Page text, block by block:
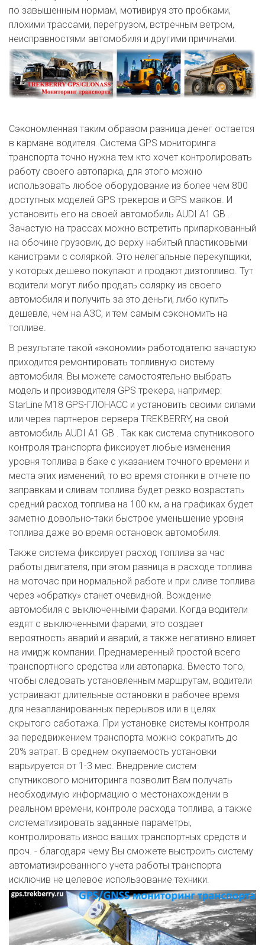
по завышенным нормам, мотивируя это пробками,
плохими трассами, перегрузом, встречным ветром,
неисправностями автомобиля и другими причинами.
Сэкономленная таким образом разница денег остается
в кармане водителя. Система GPS мониторинга
транспорта точно нужна тем кто хочет контролировать
работу своего автопарка, для этого можно
использовать любое оборудование из более чем 800
доступных моделей GPS трекеров и GPS маяков. И
установить его на своей автомобиль AUDI A1 GB .
Зачастую на трассах можно встретить припаркованный
на обочине грузовик, до верху набитый пластиковыми
канистрами с соляркой. Это нелегальные перекупщики,
у которых дешево покупают и продают дизтопливо. Тут
водители могут либо продать солярку из своего
автомобиля и получить за это деньги, либо купить
дешевле, чем на АЗС, и тем самым сэкономить на
топливе.
В результате такой «экономии» работодателю зачастую
приходится ремонтировать топливную систему
автомобиля. Вы можете самостоятельно выбрать
модель и производителя GPS трекера, например:
StarLine M18 GPS-ГЛОНАСС и установить своими силами
или через партнеров сервера TREKBERRY, на свой
автомобиль AUDI A1 GB . Так как система спутникового
контроля транспорта фиксирует любые изменения
уровня топлива в баке с указанием точного времени и
места этих изменений, то во время стоянки в отчете по
заправкам и сливам топлива будет резко возрастать
средний расход топлива на 100 км, а на графиках будет
заметно довольно-таки быстрое уменьшение уровня
топлива даже во время остановок автомобиля.
Также система фиксирует расход топлива за час
работы двигателя, при этом разница в расходе топлива
на моточас при нормальной работе и при сливе топлива
через «обратку» станет очевидной. Вождение
автомобиля с выключенными фарами. Когда водители
ездят с выключенными фарами, это создает
вероятность аварий и аварий, а также негативно влияет
на имидж компании. Преднамеренный простой всего
транспортного средства или автопарка. Вместо того,
чтобы следовать установленным маршрутам, водители
устраивают длительные остановки в рабочее время
для незапланированных перерывов или в целях
скрытого саботажа. При установке системы контроля
за передвижением транспорта можно сократить до
20% затрат. В среднем окупаемость установки
варьируется от 1-3 мес. Внедрение систем
спутникового мониторинга позволит Вам получать
необходимую информацию о местонахождении в
реальном времени, контроле расхода топлива, а также
систематизировать заданные параметры,
контролировать износ ваших транспортных средств и
проч. - благодаря чему Вы сможете выстроить систему
автоматизированного учета работы транспорта
исключив не целевое использование техники.